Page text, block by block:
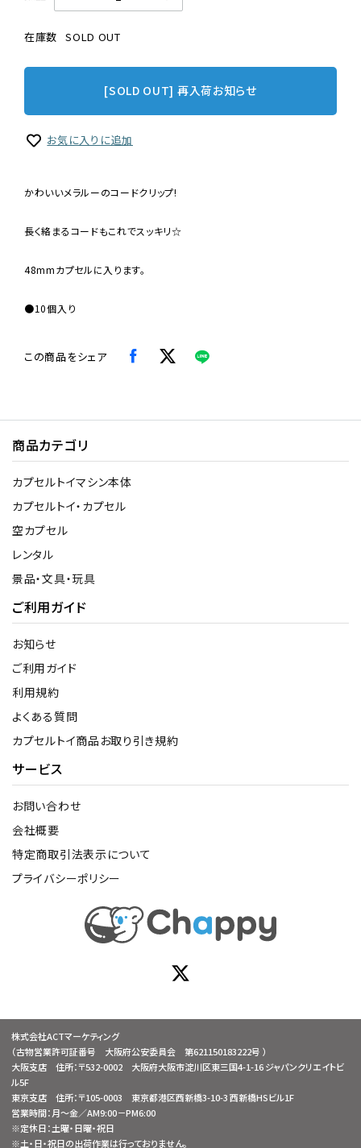
在庫数 SOLD OUT
[SOLD OUT] 再入荷お知らせ
お気に入りに追加
かわいいメラルーのコードクリップ!
長く絡まるコードもこれでスッキリ☆
48mmカプセルに入ります。
●10個入り
この商品をシェア
商品カテゴリ
カプセルトイマシン本体
カプセルトイ・カプセル
空カプセル
レンタル
景品・文具・玩具
ご利用ガイド
お知らせ
ご利用ガイド
利用規約
よくある質問
カプセルトイ商品お取り引き規約
サービス
お問い合わせ
会社概要
特定商取引法表示について
プライバシーポリシー
株式会社ACTマーケティング
（古物営業許可証番号 大阪府公安委員会 第621150183222号 ）
大阪支店 住所：〒532-0002 大阪府大阪市淀川区東三国4-1-16 ジャパンクリエイトビ
ル5F
東京支店 住所：〒105-0003 東京都港区西新橋3-10-3 西新橋HSビル1F
営業時間：月～金／AM9:00－PM6:00
※定休日：土曜・日曜・祝日
※土・日・祝日の出荷作業は行っておりません。